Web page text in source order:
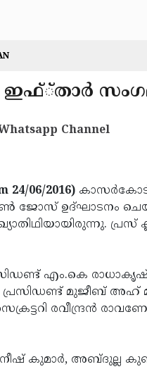
Channel
06/2016) കാസര്‍കോട്
ജോസ് ഉദ്ഘാടനം
എം.കെ
മുജീബ് അഹ് മദ്,
രവീന്ദ്രന്‍
കുമാര്‍, അബ്ദുല്ല